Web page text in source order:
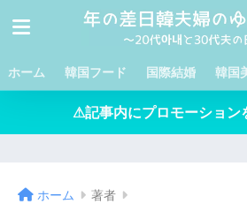
ホーム 韓国フード 国際結婚 韓国
⚠記事内にプロモーション
ホーム 著者